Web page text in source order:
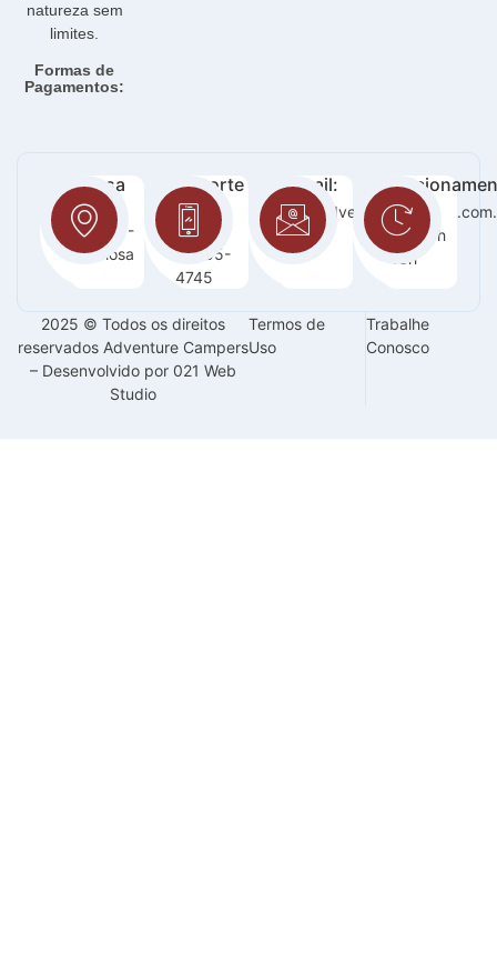
natureza sem
limites.
Formas de
Pagamentos:
Nossa
loja:
Orla 14 -
Graciosa
Suporte
:
63
99255-
4745
E-mail:
Seg -
Sab / 8h
-18h
2025 © Todos os direitos
reservados Adventure Campers
– Desenvolvido por 021 Web
Studio
Termos de
Uso
Trabalhe
Conosco